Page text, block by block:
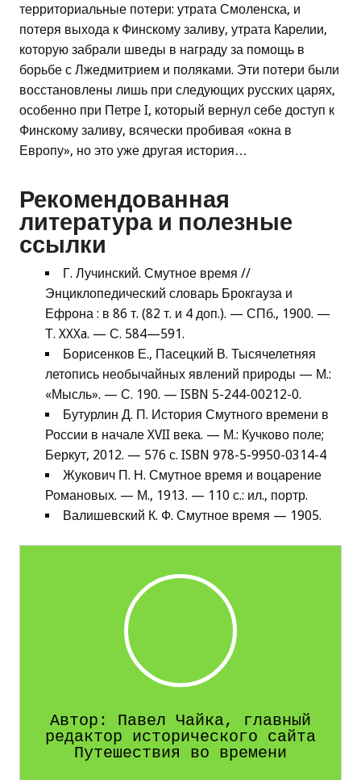
территориальные потери: утрата Смоленска, и
потеря выхода к Финскому заливу, утрата Карелии,
которую забрали шведы в награду за помощь в
борьбе с Лжедмитрием и поляками. Эти потери были
восстановлены лишь при следующих русских царях,
особенно при Петре I, который вернул себе доступ к
Финскому заливу, всячески пробивая «окна в
Европу», но это уже другая история…
Рекомендованная
литература и полезные
ссылки
Г. Лучинский. Смутное время //
Энциклопедический словарь Брокгауза и
Ефрона : в 86 т. (82 т. и 4 доп.). — СПб., 1900. —
Т. XXXa. — С. 584—591.
Борисенков Е., Пасецкий В. Тысячелетняя
летопись необычайных явлений природы — М.:
«Мысль». — С. 190. — ISBN 5-244-00212-0.
Бутурлин Д. П. История Смутного времени в
России в начале XVII века. — М.: Кучково поле;
Беркут, 2012. — 576 с. ISBN 978-5-9950-0314-4
Жукович П. Н. Смутное время и воцарение
Романовых. — М., 1913. — 110 с.: ил., портр.
Валишевский К. Ф. Смутное время — 1905.
Автор: Павел Чайка, главный
редактор исторического сайта
Путешествия во времени